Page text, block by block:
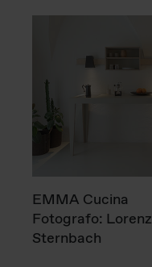
EMMA Cucina
Fotografo: Lorenz
Sternbach